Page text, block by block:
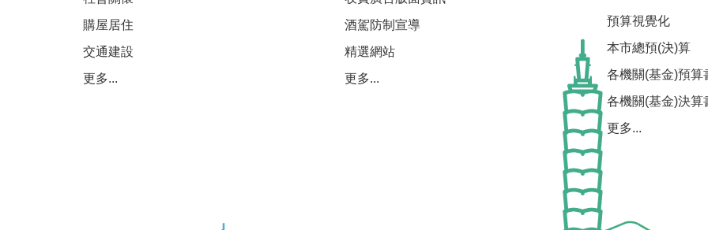
購屋居住
交通建設
更多...
酒駕防制宣導
精選網站
更多...
預算視覺化
本市總預(決)算
各機關(基金)預算
各機關(基金)決算
更多...